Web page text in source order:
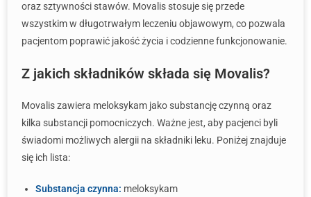
oraz sztywności stawów. Movalis stosuje się przede
wszystkim w długotrwałym leczeniu objawowym, co pozwala
pacjentom poprawić jakość życia i codzienne funkcjonowanie.
Z jakich składników składa się Movalis?
Movalis zawiera meloksykam jako substancję czynną oraz
kilka substancji pomocniczych. Ważne jest, aby pacjenci byli
świadomi możliwych alergii na składniki leku. Poniżej znajduje
się ich lista:
Substancja czynna: meloksykam